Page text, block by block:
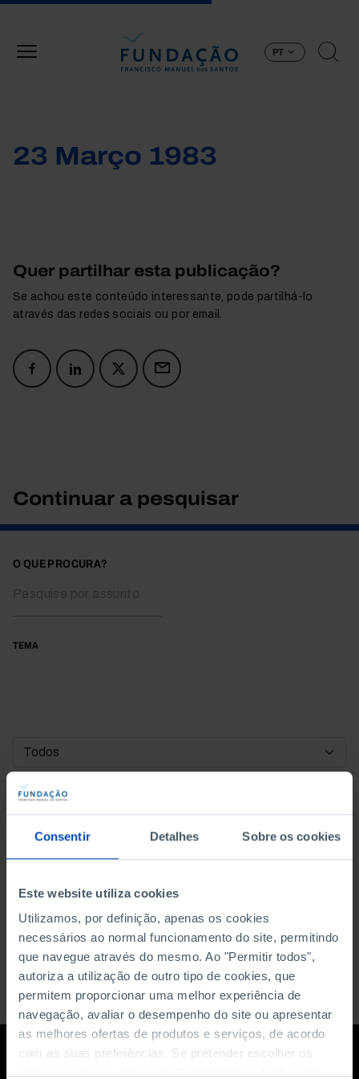
Consentir Detalhes Sobre os cookies
Este website utiliza cookies
Utilizamos, por definição, apenas os cookies
necessários ao normal funcionamento do site, permitindo
que navegue através do mesmo. Ao "Permitir todos",
autoriza a utilização de outro tipo de cookies, que
permitem proporcionar uma melhor experiência de
navegação, avaliar o desempenho do site ou apresentar
as melhores ofertas de produtos e serviços, de acordo
com as suas preferências. Se pretender escolher os
PT
23 Março 1983
Quer partilhar esta publicação?
Se achou este conteúdo interessante, pode partilhá-lo
através das redes sociais ou por email.
Continuar a pesquisar
O QUE PROCURA?
TEMA
DATA DE INÍCIO
DATA DE FIM